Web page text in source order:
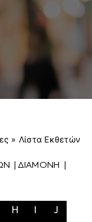
» Λίστα Εκθετών
| ΔΙΑΜΟΝΗ |
H I
J